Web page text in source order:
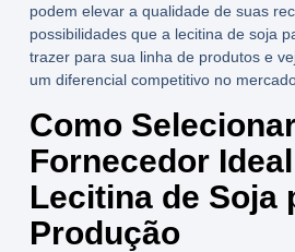
podem elevar a qualidade de suas
possibilidades que a lecitina de soja
trazer para sua linha de produtos e
um diferencial competitivo no
Como
Fornecedor
Lecitina de Soja
Produção